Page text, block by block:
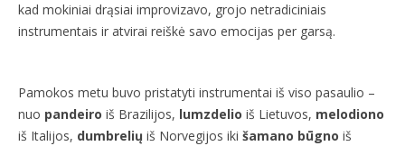
kad mokiniai drąsiai improvizavo, grojo netradiciniais
instrumentais ir atvirai reiškė savo emocijas per garsą.
Pamokos metu buvo pristatyti instrumentai iš viso pasaulio –
nuo pandeiro iš Brazilijos, lumzdelio iš Lietuvos, melodiono
iš Italijos, dumbrelių iš Norvegijos iki šamano būgno iš